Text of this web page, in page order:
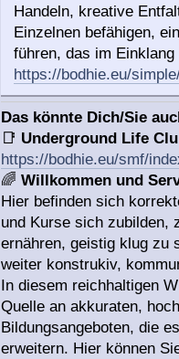
Handeln, kreative
Einzelnen befähigen,
führen, das im
https://bodhie.eu/
Das könnte Dich/Sie
📑 Underground Life
https://bodhie.eu/smf/
🌈Willkommen und
Hier befinden sich
und Kurse sich zubilden,
ernähren, geistig klug zu
weiter konstrukiv,
In diesem reichhaltigen
Quelle an akkuraten,
Bildungsangeboten, die
erweitern. Hier können